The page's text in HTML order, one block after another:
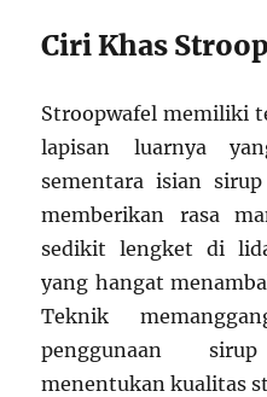
Ciri Khas
Stroopwafel memiliki
lapisan luarnya
sementara isian
memberikan rasa
sedikit lengket di
yang hangat
Teknik
penggunaan
menentukan kualitas